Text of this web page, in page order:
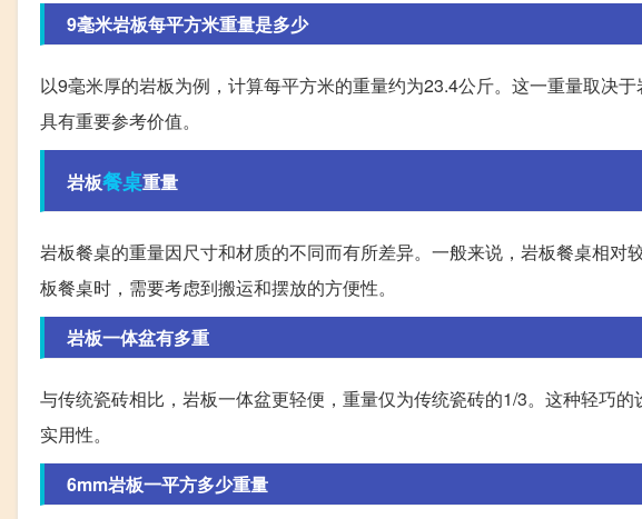
9毫米岩板每平方米重量是多少
以9毫米厚的岩板为例，计算每平方米的重量约为23.4公斤。这一重量取决
具有重要参考价值。
岩板餐桌重量
岩板餐桌的重量因尺寸和材质的不同而有所差异。一般来说，岩板餐桌相
板餐桌时，需要考虑到搬运和摆放的方便性。
岩板一体盆有多重
与传统瓷砖相比，岩板一体盆更轻便，重量仅为传统瓷砖的1/3。这种轻巧
实用性。
6mm岩板一平方多少重量